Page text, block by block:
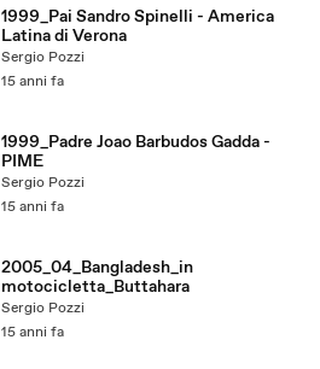
1999_Pai Sandro Spinelli - America
Latina di Verona
Sergio Pozzi
15 anni fa
1999_Padre Joao Barbudos Gadda -
PIME
Sergio Pozzi
15 anni fa
2005_04_Bangladesh_in
motocicletta_Buttahara
Sergio Pozzi
15 anni fa